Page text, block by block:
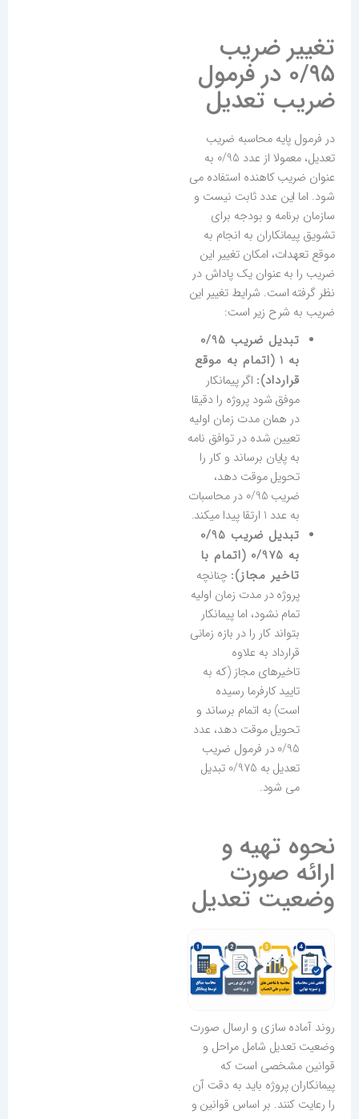
تغییر ضریب
۰/۹۵ در فرمول
ضریب تعدیل
در فرمول پایه محاسبه ضریب
تعدیل، معمولا از عدد 0/95 به
عنوان ضریب کاهنده استفاده می
شود. اما این عدد ثابت نیست و
سازمان برنامه و بودجه برای
تشویق پیمانکاران به انجام به
موقع تعهدات، امکان تغییر این
ضریب را به عنوان یک پاداش در
نظر گرفته است. شرایط تغییر این
ضریب به شرح زیر است:
تبدیل ضریب 0/95
به 1 (اتمام به موقع
قرارداد): اگر پیمانکار
موفق شود پروژه را دقیقا
در همان مدت زمان اولیه
تعیین شده در توافق نامه
به پایان برساند و کار را
تحویل موقت دهد،
ضریب 0/95 در محاسبات
به عدد 1 ارتقا پیدا میکند.
تبدیل ضریب 0/95
به 0/975 (اتمام با
تاخیر مجاز): چنانچه
پروژه در مدت زمان اولیه
تمام نشود، اما پیمانکار
بتواند کار را در بازه زمانی
قرارداد به علاوه
تاخیرهای مجاز (که به
تایید کارفرما رسیده
است) به اتمام برساند و
تحویل موقت دهد، عدد
0/95 در فرمول ضریب
تعدیل به 0/975 تبدیل
می شود.
نحوه تهیه و
ارائه صورت
وضعیت تعدیل
روند آماده سازی و ارسال صورت
وضعیت تعدیل شامل مراحل و
قوانین مشخصی است که
پیمانکاران پروژه باید به دقت آن
را رعایت کنند. بر اساس قوانین و